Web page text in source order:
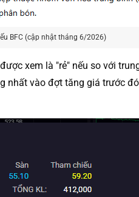
BFC (cập nhật tháng 6/2026)
xem là "rẻ" nếu so với
vào đợt tăng giá trước